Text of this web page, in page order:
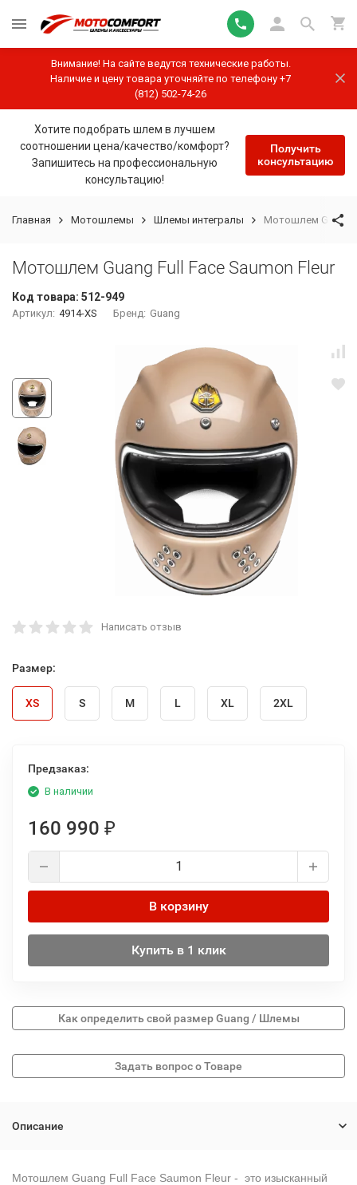
Внимание! На сайте ведутся технические работы.
Наличие и цену товара уточняйте по телефону +7
(812) 502-74-26
Хотите подобрать шлем в лучшем
соотношении цена/качество/комфорт?
Запишитесь на профессиональную
консультацию!
Получить
консультацию
Главная Мотошлемы Шлемы интегралы Мотошлем Guang
Мотошлем Guang Full Face Saumon Fleur
Код товара: 512-949
Артикул: 4914-XS Бренд: Guang
Написать отзыв
Размер:
XS S M L XL 2XL
Предзаказ:
В наличии
160 990 ₽
В корзину
Купить в 1 клик
Как определить свой размер Guang / Шлемы
Описание
Мотошлем Guang Full Face Saumon Fleur - это изысканный